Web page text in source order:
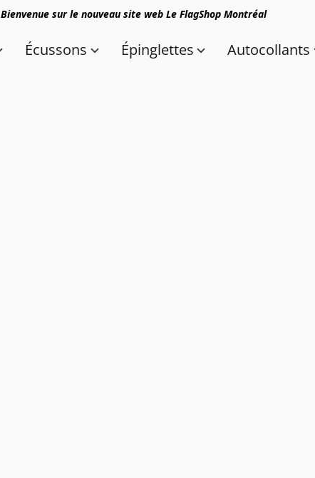
Bienvenue sur le nouveau site web Le FlagShop Montréal
Écussons Épinglettes Autocollants